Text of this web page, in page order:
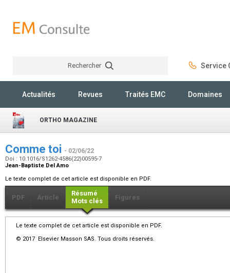
Rechercher Service
Actualités Revues Traités EMC Domaines
ORTHO MAGAZINE
Comme toi - 02/06/22
Doi : 10.1016/S1262-4586(22)00595-7
Jean-Baptiste Del Amo
Le texte complet de cet article est disponible en PDF.
PDF Article
Résumé
Mots clés
Figures
Le texte complet de cet article est disponible en PDF.
© 2017 Elsevier Masson SAS. Tous droits réservés.